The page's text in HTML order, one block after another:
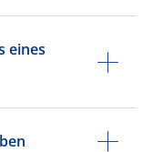
eines